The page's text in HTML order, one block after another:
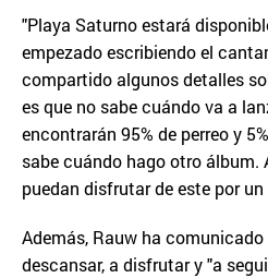
"Playa Saturno estará
empezado escribiendo el
compartido algunos detalles
es que no sabe cuándo va a
encontrarán 95% de perreo y
sabe cuándo hago otro álbum.
puedan disfrutar de este por
Además, Rauw ha
descansar, a disfrutar y "a